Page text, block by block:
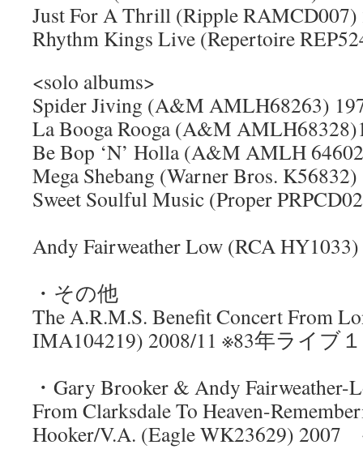
Just For A Thrill (Ripple RAMCD007)
Rhythm Kings Live (Repertoire
<solo albums>
Spider Jiving (A&M AMLH68263)
La Booga Rooga (A&M
Be Bop ‘N’ Holla (A&M AMLH
Mega Shebang (Warner Bros.
Sweet Soulful Music (Proper
Andy Fairweather Low (RCA
・その他
The A.R.M.S. Benefit Concert From
IMA104219) 2008/11 ※83年ライブ
・Gary Brooker & Andy Fairweather-
From Clarksdale To Heaven-
Hooker/V.A. (Eagle WK23629) 2007